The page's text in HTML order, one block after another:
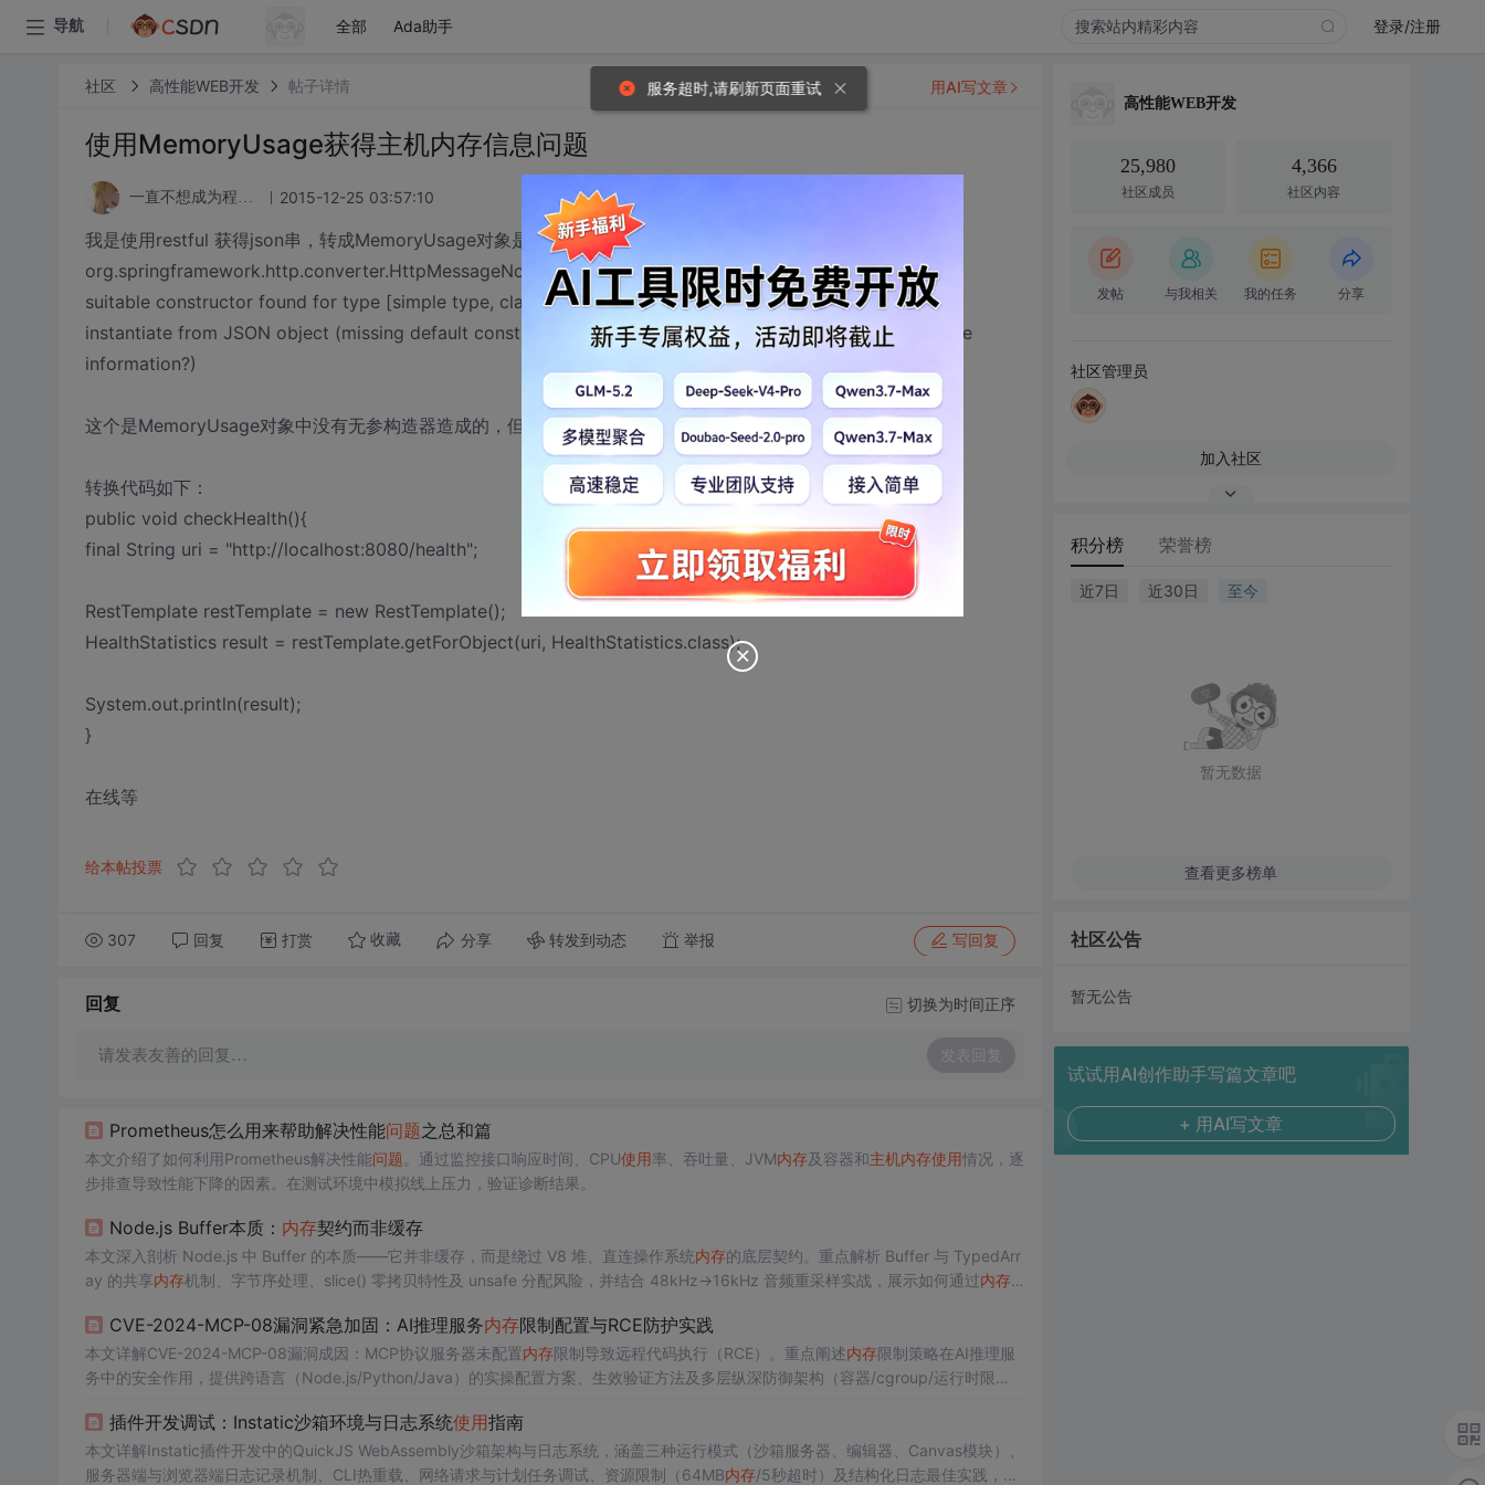
导航 全部 Ada助手 登录/注册
社区 高性能WEB开发 帖子详情
使用MemoryUsage获得主机内存信息问题
一直不想成为程序猿 2015-12-25 03:57:10
我是使用restful 获得json串，转成MemoryUsage对象是报错
org.springframework.http.converter.HttpMessageNotReadableException: Could not read document: No
suitable constructor found for type [simple type, class java.lang.management.MemoryUsage]: can not
instantiate from JSON object (missing default constructor or creator, or perhaps need to add/enable type
information?)
这个是MemoryUsage对象中没有无参构造器造成的，但这个类是jvm的jar啊，我该怎么解决啊。。
转换代码如下：
public void checkHealth(){
final String uri = "http://localhost:8080/health";
RestTemplate restTemplate = new RestTemplate();
HealthStatistics result = restTemplate.getForObject(uri, HealthStatistics.class);
System.out.println(result);
}
在线等
给本帖投票
307 回复 打赏 收藏 分享 转发到动态 举报 写回复
用AI写文章
回复 切换为时间正序
请发表友善的回复… 发表回复
Prometheus怎么用来帮助解决性能问题之总和篇
本文介绍了如何利用Prometheus解决性能问题 。通过监控接口响应时间、CPU使用率、吞吐量、JVM内存及容器和主机内存使用情况，逐
步排查导致性能下降的因素。在测试环境中模拟线上压力，验证诊断结果。
Node.js Buffer本质： 内存契约而非缓存
本文深入剖析 Node.js 中 Buffer 的本质——它并非缓存，而是绕过 V8 堆、直连操作系统内存的底层契约。重点解析 Buffer 与 TypedArr
ay 的共享内存机制、字节序处理、slice() 零拷贝特性及 unsafe 分配风险，并结合 48kHz→16kHz 音频重采样实战，展示如何通过内存
CVE-2024-MCP-08漏洞紧急加固：AI推理服务内存限制配置与RCE防护实践
本文详解CVE-2024-MCP-08漏洞成因：MCP协议服务器未配置内存限制导致远程代码执行（RCE）。重点阐述内存限制策略在AI推理服
务中的安全作用，提供跨语言（Node.js/Python/Java）的实操配置方案、生效验证方法及多层纵深防御架构（容器/cgroup/运行时限
插件开发调试：Instatic沙箱环境与日志系统使用指南
本文详解Instatic插件开发中的QuickJS WebAssembly沙箱架构与日志系统，涵盖三种运行模式（沙箱服务器、编辑器、Canvas模块）、
服务器端与浏览器端日志记录机制、CLI热重载、网络请求与计划任务调试、资源限制（64MB内存/5秒超时）及结构化日志最佳实践，适
高性能WEB开发
25,980
社区成员
4,366
社区内容
发帖 与我相关 我的任务 分享
社区管理员
加入社区
积分榜 荣誉榜
近7日 近30日 至今
暂无数据
查看更多榜单
社区公告
暂无公告
试试用AI创作助手写篇文章吧
+ 用AI写文章
服务超时,请刷新页面重试